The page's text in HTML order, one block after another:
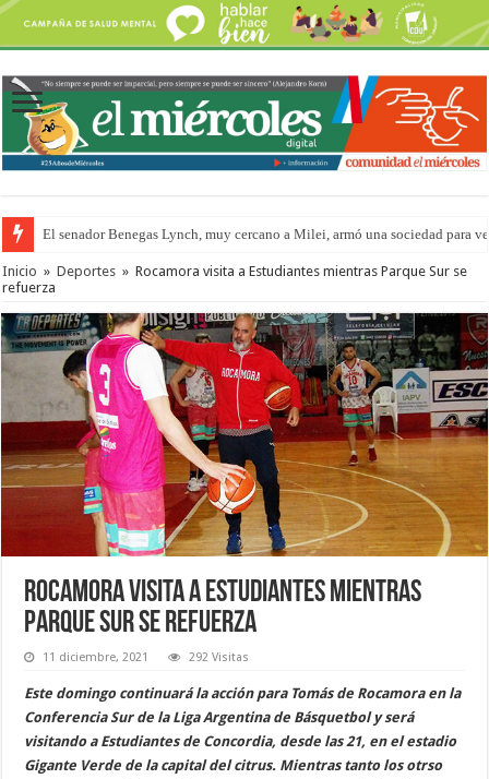
El senador Benegas Lynch, muy cercano a Milei, armó una sociedad para
El gobierno baja el capítulo de extranjerización de tierras
Inicio » Deportes » Rocamora visita a Estudiantes mientras Parque Sur se
refuerza
Rocamora visita a Estudiantes mientras
Parque Sur se refuerza
11 diciembre, 2021 292 Visitas
Este domingo continuará la acción para Tomás de Rocamora en la
Conferencia Sur de la Liga Argentina de Básquetbol y será
visitando a Estudiantes de Concordia, desde las 21, en el estadio
Gigante Verde de la capital del citrus. Mientras tanto los otrso